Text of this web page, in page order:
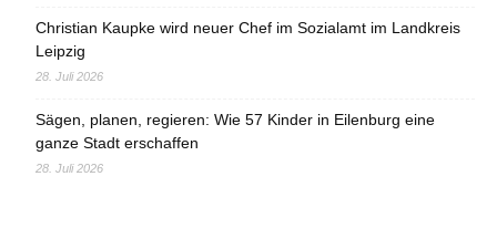
Christian Kaupke wird neuer Chef im Sozialamt im Landkreis
Leipzig
28. Juli 2026
Sägen, planen, regieren: Wie 57 Kinder in Eilenburg eine
ganze Stadt erschaffen
28. Juli 2026